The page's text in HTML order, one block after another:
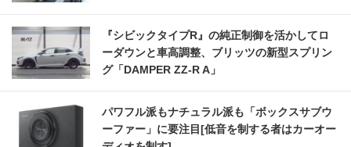
『シビックタイプR』の純正制御を活かしてロ
ーダウンと車高調整、ブリッツの新型スプリン
グ「DAMPER ZZ-R A」
パワフル派もナチュラル派も「ボックスサブウ
ーファー」に要注目[低音を制する者はカーオー